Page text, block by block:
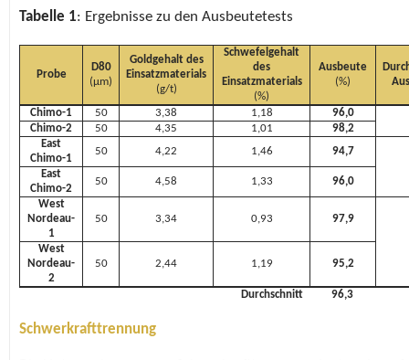
Tabelle 1: Ergebnisse zu den Ausbeutetests
Probe
D80
(µm)
Goldgehalt des
Einsatzmaterials
(g/t)
Schwefelgehalt
des
Einsatzmaterials
(%)
Ausbeute
(%)
Chimo-1 50 3,38 1,18
96,0
Chimo-2
50 4,35 1,01
98,2
East
Chimo-1
50 4,22 1,46
94,7
East
Chimo-2
50 4,58 1,33
96,0
West
Nordeau-
1
50 3,34 0,93 97,9
West
Nordeau-
2
50 2,44 1,19 95,2
Durchschnitt 96,3
Schwerkrafttrennung